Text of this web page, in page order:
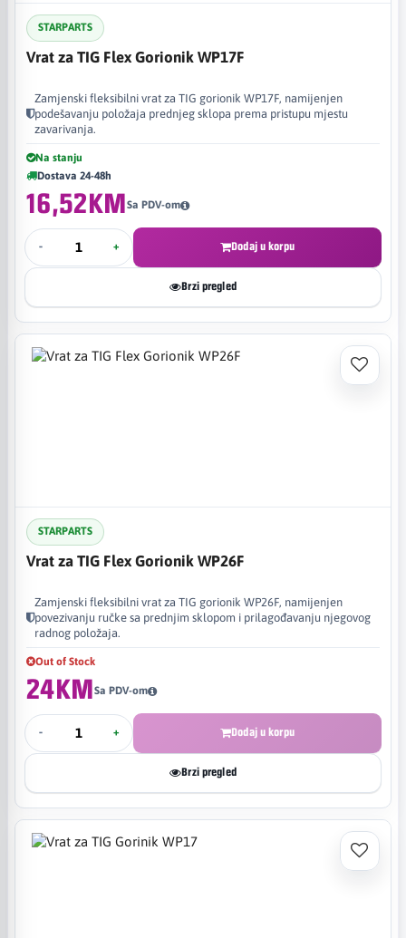
STARPARTS
Vrat za TIG Flex Gorionik WP17F
Zamjenski fleksibilni vrat za TIG gorionik WP17F, namijenjen
podešavanju položaja prednjeg sklopa prema pristupu mjestu
zavarivanja.
Na stanju
Dostava 24-48h
16,52KMSa PDV-om
- + Dodaj u korpu
Brzi pregled
STARPARTS
Vrat za TIG Flex Gorionik WP26F
Zamjenski fleksibilni vrat za TIG gorionik WP26F, namijenjen
povezivanju ručke sa prednjim sklopom i prilagođavanju njegovog
radnog položaja.
Out of Stock
24KMSa PDV-om
- + Dodaj u korpu
Brzi pregled